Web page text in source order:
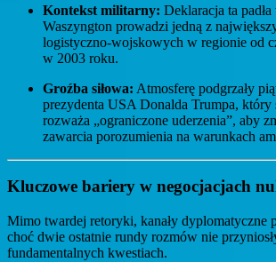
Kontekst militarny: Deklaracja ta
Waszyngton prowadzi jedną z
logistyczno-wojskowych w regionie od
w 2003 roku.
Groźba siłowa: Atmosferę podgrzały
prezydenta USA Donalda Trumpa, który
rozważa „ograniczone uderzenia”, aby
zawarcia porozumienia na warunkach
Kluczowe bariery w negocjacjach
Mimo twardej retoryki, kanały dyplomatyczne
choć dwie ostatnie rundy rozmów nie
fundamentalnych kwestiach.